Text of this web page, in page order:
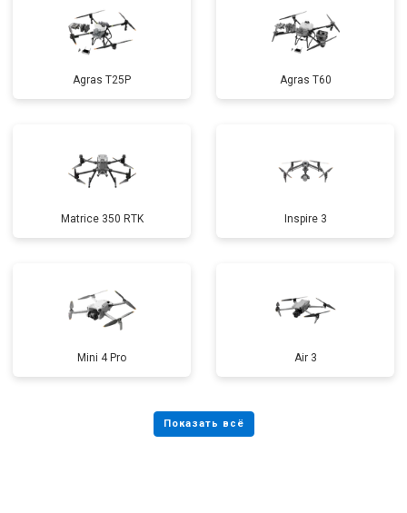
Agras T25P Agras T60
Matrice 350 RTK Inspire 3
Mini 4 Pro Air 3